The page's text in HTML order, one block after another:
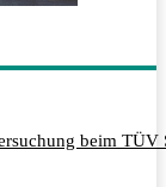
beim TÜV